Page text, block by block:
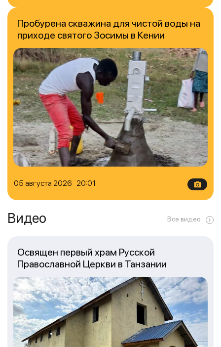
05 августа 2026 20:01
Пробурена скважина для чистой воды на
приходе святого Зосимы в Кении
Видео Все видео
Освящен первый храм Русской
Православной Церкви в Танзании